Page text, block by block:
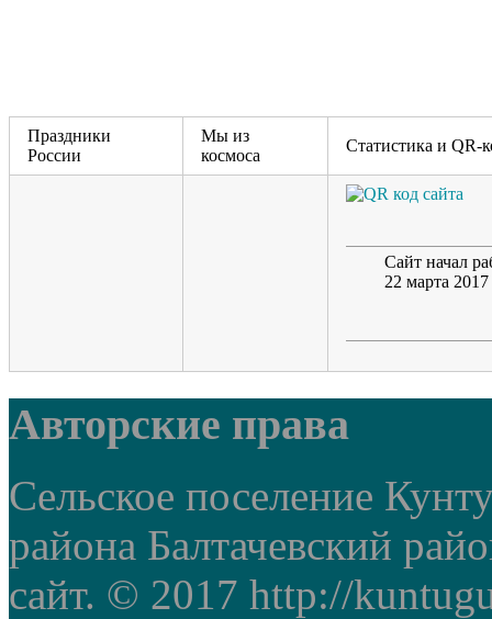
Праздники
России
Мы из
космоса
Статистика и QR-
Сайт начал
22 марта 2017
Авторские права
Сельское поселение
района Балтачевский
сайт. © 2017 http://